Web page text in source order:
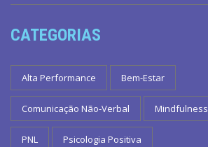
CATEGORIAS
Alta Performance Bem-Estar
Comunicação Não-Verbal Mindfulness
PNL Psicologia Positiva